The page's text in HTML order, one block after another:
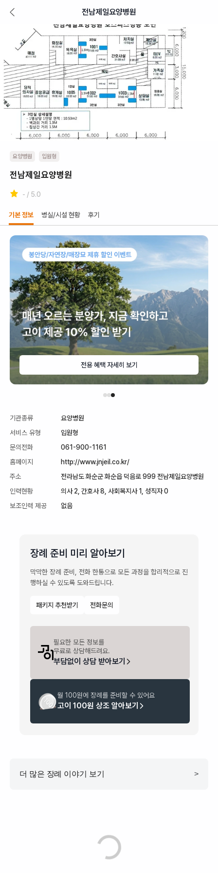
전남제일요양병원
요양병원 입원형
전남제일요양병원
- / 5.0
기본 정보 병실/시설 현황 후기
전용 혜택 자세히 보기
기관종류
요양병원
서비스 유형
입원형
문의전화
061-900-1161
홈페이지
http://www.jnjeil.co.kr/
주소
전라남도 화순군 화순읍 덕음로 999 전남제일요양병원
인력현황
의사 2, 간호사 8, 사회복지사 1, 성직자 0
보조인력 제공
없음
장례 준비 미리 알아보기
막막한 장례 준비, 전화 한통으로 모든 과정을 합리적으로 진
행하실 수 있도록 도와드립니다.
패키지 추천받기 전화문의
필요한 모든 정보를
무료로 상담해드려요.
부담없이 상담 받아보기
월 100원에 장례를 준비할 수 있어요
고이 100원 상조 알아보기
더 많은 장례 이야기 보기 >